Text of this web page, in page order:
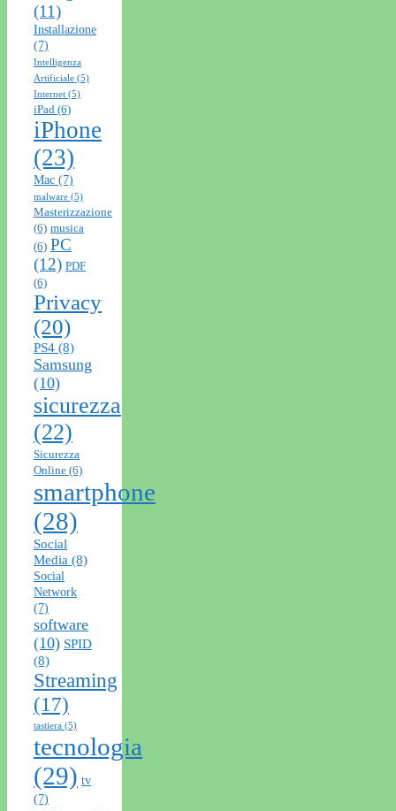
(11)
Installazione
(7)
Intelligenza
Artificiale (5)
Internet (5)
iPad (6)
iPhone
(23)
Mac (7)
malware (5)
Masterizzazione
(6) musica
(6) PC
(12) PDF
(6)
Privacy
(20)
PS4 (8)
Samsung
(10)
sicurezza
(22)
Sicurezza
Online (6)
smartphone
(28)
Social
Media (8)
Social
Network
(7)
software
(10) SPID
(8)
Streaming
(17)
tastiera (5)
tecnologia
(29) tv
(7)